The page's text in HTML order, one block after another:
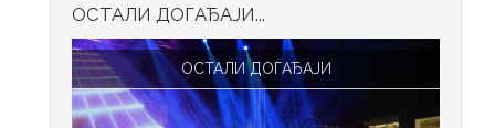
ОСТАЛИ ДОГАЂАЈИ...
ОСТАЛИ ДОГАЂАЈИ